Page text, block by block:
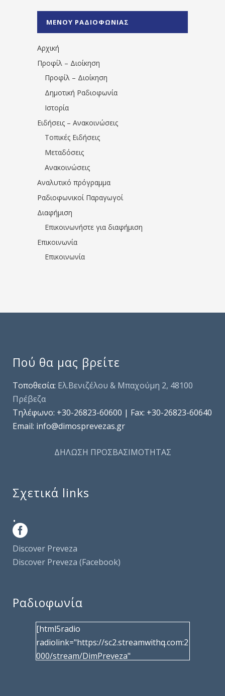
1531194763766854/" artist="" ]
ΜΕΝΟΥ ΡΑΔΙΟΦΩΝΙΑΣ
Αρχική
Προφίλ – Διοίκηση
Προφίλ – Διοίκηση
Δημοτική Ραδιοφωνία
Ιστορία
Ειδήσεις – Ανακοινώσεις
Τοπικές Ειδήσεις
Μεταδόσεις
Ανακοινώσεις
Αναλυτικό πρόγραμμα
Ραδιοφωνικοί Παραγωγοί
Διαφήμιση
Επικοινωνήστε για διαφήμιση
Επικοινωνία
Επικοινωνία
Πού θα μας βρείτε
Τοποθεσία: Ελ.Βενιζέλου & Μπαχούμη 2, 48100
Πρέβεζα
Τηλέφωνo: +30-26823-60600 | Fax: +30-26823-60640
Email: info@dimosprevezas.gr
ΔΗΛΩΣΗ ΠΡΟΣΒΑΣΙΜΟΤΗΤΑΣ
Σχετικά links
.
Discover Preveza
Discover Preveza (Facebook)
Ραδιοφωνία
[html5radio
radiolink="https://sc2.streamwithq.com:2
000/stream/DimPreveza"